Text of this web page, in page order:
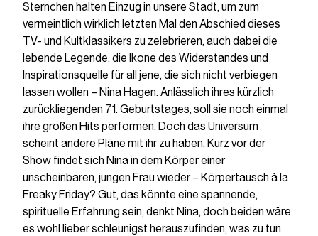
Sternchen halten Einzug in unsere Stadt, um zum
vermeintlich wirklich letzten Mal den Abschied dieses
TV- und Kultklassikers zu zelebrieren, auch dabei die
lebende Legende, die Ikone des Widerstandes und
Inspirationsquelle für all jene, die sich nicht verbiegen
lassen wollen – Nina Hagen. Anlässlich ihres kürzlich
zurückliegenden 71. Geburtstages, soll sie noch einmal
ihre großen Hits performen. Doch das Universum
scheint andere Pläne mit ihr zu haben. Kurz vor der
Show findet sich Nina in dem Körper einer
unscheinbaren, jungen Frau wieder – Körpertausch à la
Freaky Friday? Gut, das könnte eine spannende,
spirituelle Erfahrung sein, denkt Nina, doch beiden wäre
es wohl lieber schleunigst herauszufinden, was zu tun